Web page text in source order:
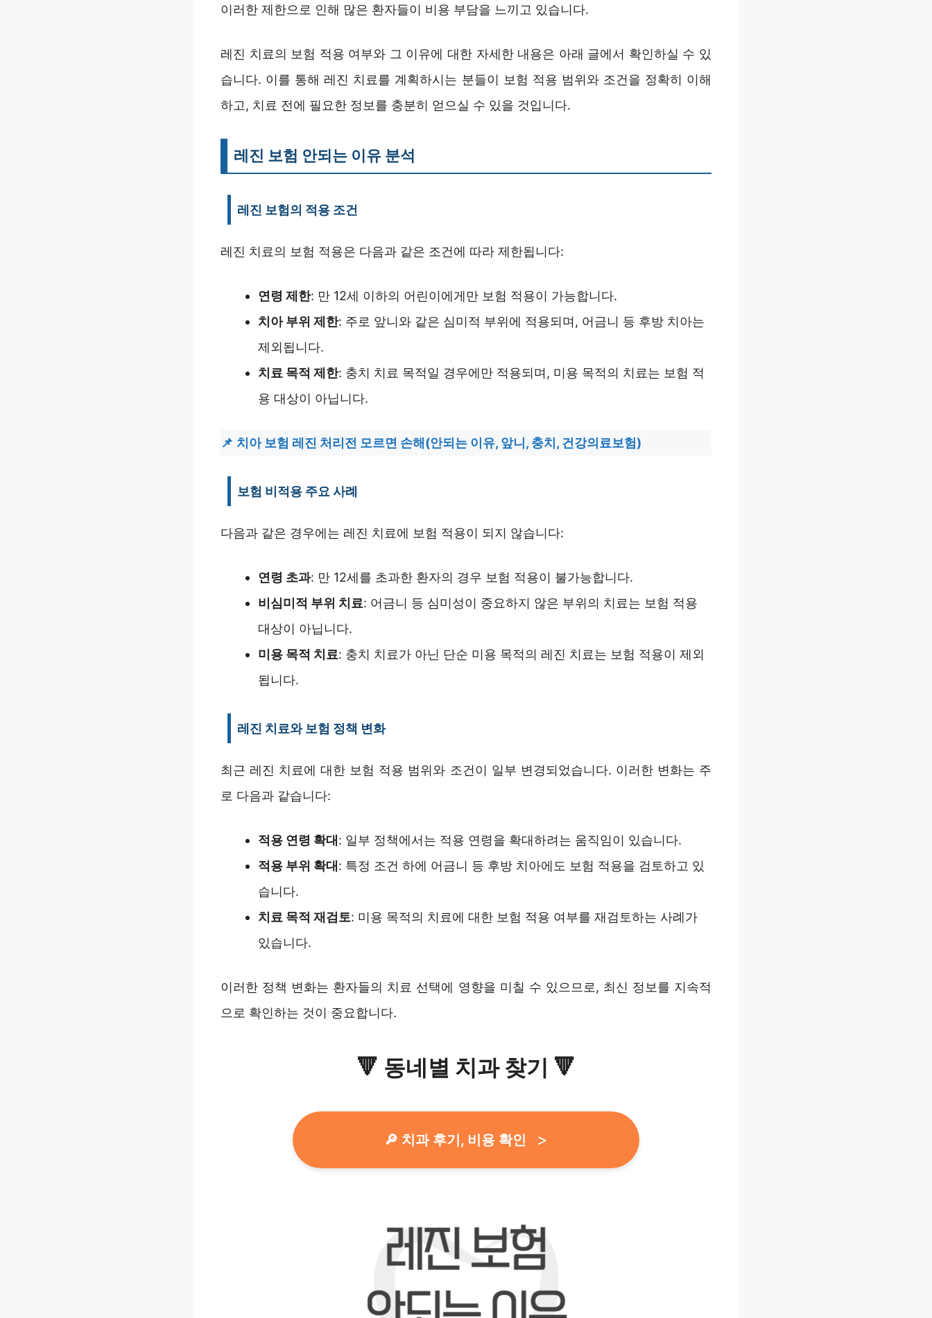
이러한 제한으로 인해 많은 환자들이 비용 부담을 느끼고 있습니다.
레진 치료의 보험 적용 여부와 그 이유에 대한 자세한 내용은 아래 글에서 확인하실 수 있
습니다. 이를 통해 레진 치료를 계획하시는 분들이 보험 적용 범위와 조건을 정확히 이해
하고, 치료 전에 필요한 정보를 충분히 얻으실 수 있을 것입니다.
레진 보험 안되는 이유 분석
레진 보험의 적용 조건
레진 치료의 보험 적용은 다음과 같은 조건에 따라 제한됩니다:
연령 제한: 만 12세 이하의 어린이에게만 보험 적용이 가능합니다.
치아 부위 제한: 주로 앞니와 같은 심미적 부위에 적용되며, 어금니 등 후방 치아는
제외됩니다.
치료 목적 제한: 충치 치료 목적일 경우에만 적용되며, 미용 목적의 치료는 보험 적
용 대상이 아닙니다.
치아 보험 레진 처리전 모르면 손해(안되는 이유, 앞니, 충치, 건강의료보험)
보험 비적용 주요 사례
다음과 같은 경우에는 레진 치료에 보험 적용이 되지 않습니다:
연령 초과: 만 12세를 초과한 환자의 경우 보험 적용이 불가능합니다.
비심미적 부위 치료: 어금니 등 심미성이 중요하지 않은 부위의 치료는 보험 적용
대상이 아닙니다.
미용 목적 치료: 충치 치료가 아닌 단순 미용 목적의 레진 치료는 보험 적용이 제외
됩니다.
레진 치료와 보험 정책 변화
최근 레진 치료에 대한 보험 적용 범위와 조건이 일부 변경되었습니다. 이러한 변화는 주
로 다음과 같습니다:
적용 연령 확대 : 일부 정책에서는 적용 연령을 확대하려는 움직임이 있습니다.
적용 부위 확대 : 특정 조건 하에 어금니 등 후방 치아에도 보험 적용을 검토하고 있
습니다.
치료 목적 재검토: 미용 목적의 치료에 대한 보험 적용 여부를 재검토하는 사례가
있습니다.
이러한 정책 변화는 환자들의 치료 선택에 영향을 미칠 수 있으므로, 최신 정보를 지속적
으로 확인하는 것이 중요합니다.
🔻 동네별 치과 찾기 🔻
🔎 치과 후기, 비용 확인